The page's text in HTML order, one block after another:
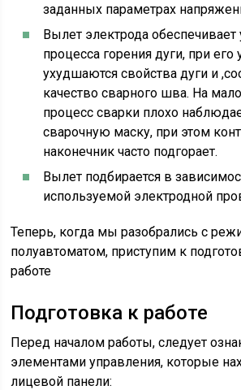
заданных параметрах
Вылет электрода обеспечивает
процесса горения дуги, при его
ухудшаются свойства дуги и
качество сварного шва. На
процесс сварки плохо
сварочную маску, при этом
наконечник часто подгорает.
Вылет подбирается в
используемой электродной
Теперь, когда мы разобрались с
полуавтоматом, приступим к
работе
Подготовка к работе
Перед началом работы, следует
элементами управления, которые
лицевой панели: